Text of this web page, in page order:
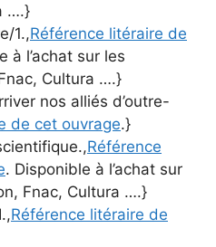
….}
1.,Référence litéraire de
à l’achat sur les
Cultura ….}
nos alliés d’outre-
de cet ouvrage.}
Référence
. Disponible à l’achat sur
Fnac, Cultura ….}
Référence litéraire de